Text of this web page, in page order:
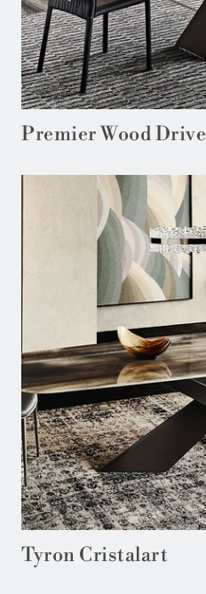
Premier Wood Drive
Tyron Cristalart